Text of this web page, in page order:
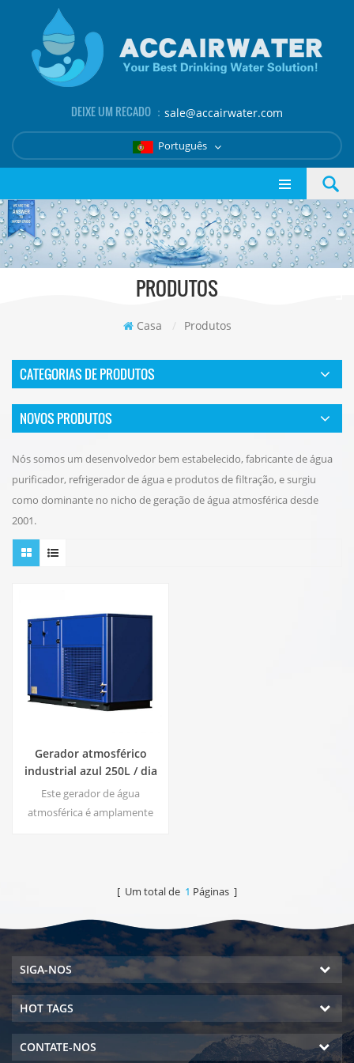
DEIXE UM RECADO ： sale@accairwater.com
Português
PRODUTOS
Casa / Produtos
CATEGORIAS DE PRODUTOS
NOVOS PRODUTOS
Nós somos um desenvolvedor bem estabelecido, fabricante de água
purificador, refrigerador de água e produtos de filtração, e surgiu
como dominante no nicho de geração de água atmosférica desde
2001.
Gerador atmosférico
industrial azul 250L / dia
da água
Este gerador de água
atmosférica é amplamente
ar, sistema DOW RO. Hot &
Tela de LCD.
[ Um total de 1 Páginas ]
SIGA-NOS
HOT TAGS
CONTATE-NOS